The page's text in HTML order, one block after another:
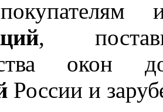
,
окон
России и